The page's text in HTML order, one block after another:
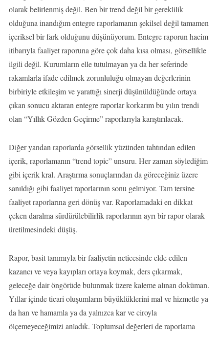
olarak belirlenmiş değil. Ben bir trend değil bir gereklilik
olduğuna inandığım entegre raporlamanın şekilsel değil tamamen
içeriksel bir fark olduğunu düşünüyorum. Entegre raporun hacim
itibarıyla faaliyet raporuna göre çok daha kısa olması, görsellikle
ilgili değil. Kurumların elle tutulmayan ya da her seferinde
rakamlarla ifade edilmek zorunluluğu olmayan değerlerinin
birbiriyle etkileşim ve yarattığı sinerji düşünüldüğünde ortaya
çıkan sonucu aktaran entegre raporlar korkarım bu yılın trendi
olan “Yıllık Gözden Geçirme” raporlarıyla karıştırılacak.
Diğer yandan raporlarda görsellik yüzünden tahtından edilen
içerik, raporlamanın “trend topic” unsuru. Her zaman söylediğim
gibi içerik kral. Araştırma sonuçlarından da göreceğiniz üzere
sanıldığı gibi faaliyet raporlarının sonu gelmiyor. Tam tersine
faaliyet raporlarına geri dönüş var. Raporlamadaki en dikkat
çeken daralma sürdürülebilirlik raporlarının ayrı bir rapor olarak
üretilmesindeki düşüş.
Rapor, basit tanımıyla bir faaliyetin neticesinde elde edilen
kazancı ve veya kayıpları ortaya koymak, ders çıkarmak,
geleceğe dair öngörüde bulunmak üzere kaleme alınan doküman.
Yıllar içinde ticari oluşumların büyüklüklerini mal ve hizmetle ya
da han ve hamamla ya da yalnızca kar ve ciroyla
ölçemeyeceğimizi anladık. Toplumsal değerleri de raporlama